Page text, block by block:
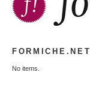
FORMICHE.NET
No items.